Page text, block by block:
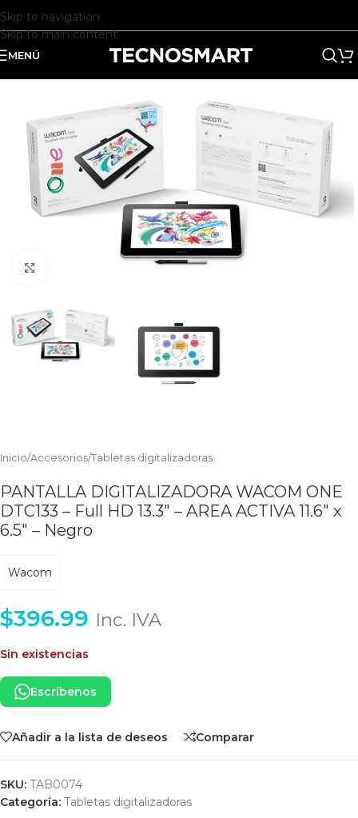
Skip to navigation
Skip to main content
MENÚ
Inicio/Accesorios/Tabletas digitalizadoras
PANTALLA DIGITALIZADORA WACOM ONE
DTC133 – Full HD 13.3″ – AREA ACTIVA 11.6″ x
6.5″ – Negro
Wacom
$396.99 Inc. IVA
Sin existencias
Escríbenos
Añadir a la lista de deseos Comparar
SKU: TAB0074
Categoría: Tabletas digitalizadoras